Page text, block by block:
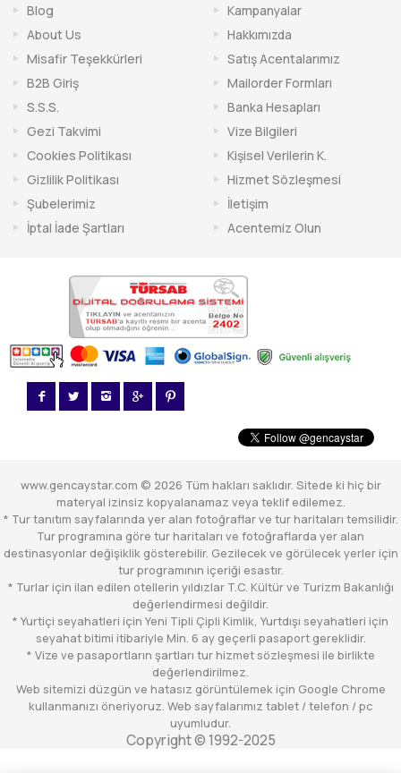
Blog
Kampanyalar
About Us
Hakkımızda
Misafir Teşekkürleri
Satış Acentalarımız
B2B Giriş
Mailorder Formları
S.S.S.
Banka Hesapları
Gezi Takvimi
Vize Bilgileri
Cookies Politikası
Kişisel Verilerin K.
Gizlilik Politikası
Hizmet Sözleşmesi
Şubelerimiz
İletişim
İptal İade Şartları
Acentemiz Olun
www.gencaystar.com © 2026 Tüm hakları saklıdır. Sitede ki hiç bir
materyal izinsiz kopyalanamaz veya teklif edilemez.
* Tur tanıtım sayfalarında yer alan fotoğraflar ve tur haritaları temsilidir.
Tur programına göre tur haritaları ve fotoğraflarda yer alan
destinasyonlar değişiklik gösterebilir. Gezilecek ve görülecek yerler için
tur programının içeriği esastır.
* Turlar için ilan edilen otellerin yıldızlar T.C. Kültür ve Turizm Bakanlığı
değerlendirmesi değildir.
* Yurtiçi seyahatleri için Yeni Tipli Çipli Kimlik, Yurtdışı seyahatleri için
seyahat bitimi itibariyle Min. 6 ay geçerli pasaport gereklidir.
* Vize ve pasaportların şartları tur hizmet sözleşmesi ile birlikte
değerlendirilmez.
Web sitemizi düzgün ve hatasız görüntülemek için Google Chrome
kullanmanızı öneriyoruz. Web sayfalarımız tablet / telefon / pc
uyumludur.
Copyright © 1992-2025